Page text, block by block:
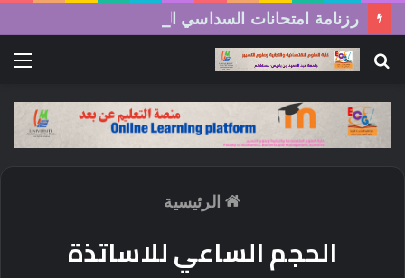
بحث
الرئيسية
الحجم الساعي للاساتذة